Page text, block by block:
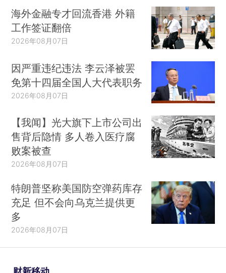
海外金融专才回流香港 外籍
工作签证翻倍
2026年08月07日
因严重违纪违法 李云泽被罢
免第十四届全国人大代表职务
2026年08月07日
【我闻】光大旗下上市公司出
售背后隐情 多人卷入医疗腐
败案被查
2026年08月07日
特朗普坚称美国防空弹药库存
充足 但不会向乌克兰提供更
多
2026年08月07日